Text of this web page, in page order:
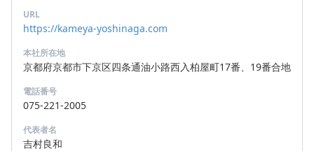
URL
https://kameya-yoshinaga.com
本社所在地
京都府京都市下京区四条通油小路西入柏屋町17番、19番合地
電話番号
075-221-2005
代表者名
吉村良和